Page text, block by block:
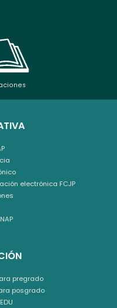
electrónica FCJP
pregrado
posgrado